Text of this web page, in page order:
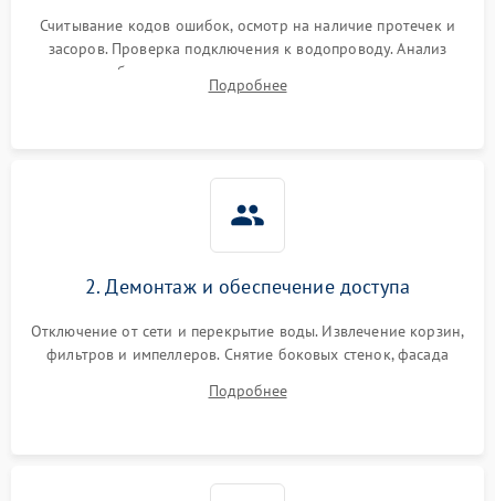
Считывание кодов ошибок, осмотр на наличие протечек и
засоров. Проверка подключения к водопроводу. Анализ
жалоб на отсутствие слива, нагрева, вращения
разбрызгивателей или срабатывание системы защиты
Подробнее
2. Демонтаж и обеспечение доступа
Отключение от сети и перекрытие воды. Извлечение корзин,
фильтров и импеллеров. Снятие боковых стенок, фасада
циркуляционному насосу, ТЭНу и сливной помпе.
Подробнее